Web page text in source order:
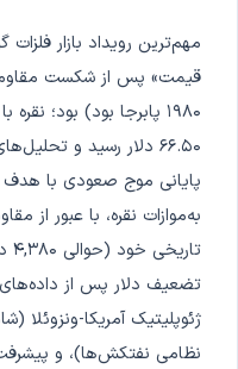
مهم‌ترین رویداد بازار فلزات
۱۹۸۰ پابرجا بود) بود؛
۶۶.۵۰ دلار رسید و
تضعیف دلار پس از
ژئوپلیتیک آمریکا-
نظامی نفتکش‌ها)، و